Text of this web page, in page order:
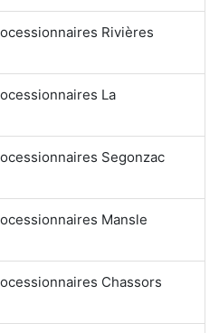
Rivières
La
Segonzac
Mansle
Chassors